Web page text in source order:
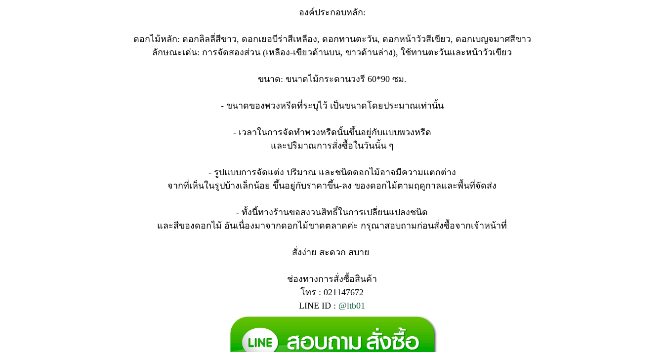
องค์ประกอบหลัก:
ดอกไม้หลัก: ดอกลิลลี่สีขาว, ดอกเยอบีร่าสีเหลือง, ดอกทานตะวัน, ดอกหน้าวัวสีเขียว, ดอกเบญจมาศสีขาว
ลักษณะเด่น: การจัดสองส่วน (เหลือง-เขียวด้านบน, ขาวด้านล่าง), ใช้ทานตะวันและหน้าวัวเขียว
ขนาด: ขนาดไม้กระดานวงรี 60*90 ซม.
- ขนาดของพวงหรีดที่ระบุไว้ เป็นขนาดโดยประมาณเท่านั้น
- เวลาในการจัดทำพวงหรีดนั้นขึ้นอยู่กับแบบพวงหรีด
และปริมาณการสั่งซื้อในวันนั้น ๆ
- รูปแบบการจัดแต่ง ปริมาณ และชนิดดอกไม้อาจมีความแตกต่าง
จากที่เห็นในรูปบ้างเล็กน้อย ขึ้นอยู่กับราคาขึ้น-ลง ของดอกไม้ตามฤดูกาลและพื้นที่จัดส่ง
- ทั้งนี้ทางร้านขอสงวนสิทธิ์ในการเปลี่ยนแปลงชนิด
และสีของดอกไม้ อันเนื่องมาจากดอกไม้ขาดตลาดค่ะ กรุณาสอบถามก่อนสั่งซื้อจากเจ้าหน้าที่
สั่งง่าย สะดวก สบาย
ช่องทางการสั่งซื้อสินค้า
โทร : 021147672
LINE ID : @ltb01